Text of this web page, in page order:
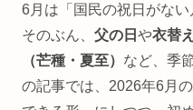
6月は「国民の祝日がない
そのぶん、 父の日 や衣替え
（芒種・夏至） など、季
の記事では、2026年6月